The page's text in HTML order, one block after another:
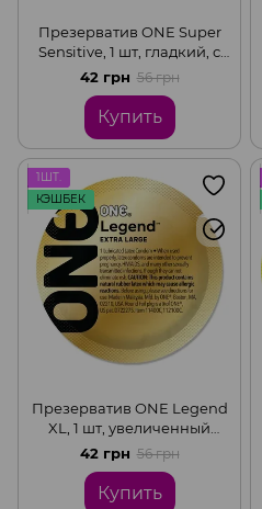
Презерватив ONE Super
Sensitive, 1 шт, гладкий, с
дополнительной смазкой
42 грн 56 грн
Купить
1ШТ.
КЭШБЕК
Презерватив ONE Legend
XL, 1 шт, увеличенный
размер, расширение на
конце, со смазкой
42 грн 56 грн
Купить